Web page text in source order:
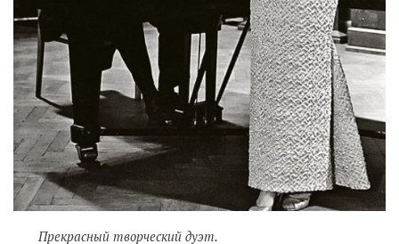
Прекрасный творческий дуэт.